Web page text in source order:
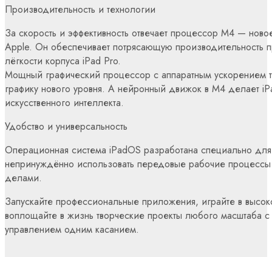
Производительность и технологии
За скорость и эффективность отвечает процессор M4 —
Apple. Он обеспечивает потрясающую производительность
лёгкости корпуса iPad Pro.
Мощный графический процессор с аппаратным ускорением
графику нового уровня. А нейронный движок в M4 делает
искусственного интеллекта.
Удобство и универсальность
Операционная система iPadOS разработана специально
непринуждённо использовать передовые рабочие
делами.
Запускайте профессиональные приложения, играйте в
воплощайте в жизнь творческие проекты любого масштаба с
управлением одним касанием.